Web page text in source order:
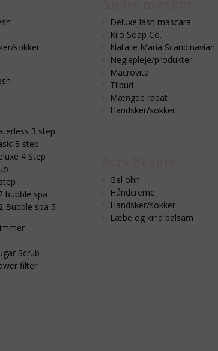
sokker
3 step
3 step
4 Step
bubble spa
Bubble spa 5
Scrub
filter
Deluxe lash mascara
Kilo Soap Co.
Natalie Maria Scandinavian
Neglepleje/produkter
Macrovita
Tilbud
Mængde rabat
Handsker/sokker
Gel ohh
Håndcreme
Handsker/sokker
Læbe og kind balsam